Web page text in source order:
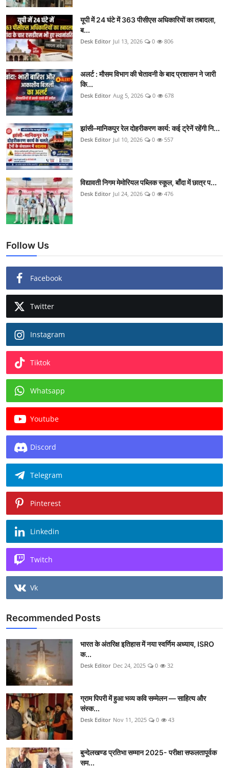
यूपी में 24 घंटे में 363 पीसीएस अधिकारियों का तबादला,
ब...
Desk Editor Jul 13, 2026 0 806
अलर्ट : मौसम विभाग की चेतावनी के बाद प्रशासन ने जारी
कि...
Desk Editor Aug 5, 2026 0 678
झांसी–मानिकपुर रेल दोहरीकरण कार्य: कई ट्रेनें रहेंगी नि...
Desk Editor Jul 10, 2026 0 557
विद्यावती निगम मेमोरियल पब्लिक स्कूल, बाँदा में छात्र प...
Desk Editor Jul 24, 2026 0 476
Follow Us
Facebook
Twitter
Instagram
Tiktok
Whatsapp
Youtube
Discord
Telegram
Pinterest
Linkedin
Twitch
Vk
Recommended Posts
भारत के अंतरिक्ष इतिहास में नया स्वर्णिम अध्याय, ISRO
क...
Desk Editor Dec 24, 2025 0 32
ग्राम पिपरी में हुआ भव्य कवि सम्मेलन — साहित्य और
संस्क...
Desk Editor Nov 11, 2025 0 43
बुन्देलखण्ड प्रतिभा सम्मान 2025- परीक्षा सफलतापूर्वक
सम...